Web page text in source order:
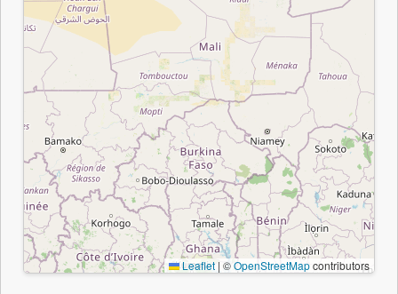
la retirade des troupes
françaises fin 2024 et
la menace de retrait
tchadien de la force
multinationale MNJTF
ont fragilisé
l’architecture de
sécurité régionale. Les
zones rurales du nord-
ouest restent
vulnérables, les civils
étant souvent pris
pour cible ou
Date de Fin
Leaflet | ©OpenStreetMapcontributors